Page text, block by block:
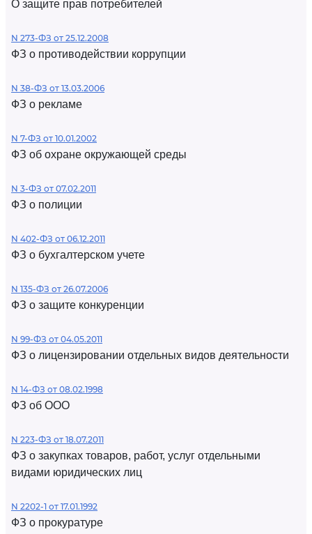
О защите прав потребителей
N 273-ФЗ от 25.12.2008
ФЗ о противодействии коррупции
N 38-ФЗ от 13.03.2006
ФЗ о рекламе
N 7-ФЗ от 10.01.2002
ФЗ об охране окружающей среды
N 3-ФЗ от 07.02.2011
ФЗ о полиции
N 402-ФЗ от 06.12.2011
ФЗ о бухгалтерском учете
N 135-ФЗ от 26.07.2006
ФЗ о защите конкуренции
N 99-ФЗ от 04.05.2011
ФЗ о лицензировании отдельных видов деятельности
N 14-ФЗ от 08.02.1998
ФЗ об ООО
N 223-ФЗ от 18.07.2011
ФЗ о закупках товаров, работ, услуг отдельными
видами юридических лиц
N 2202-1 от 17.01.1992
ФЗ о прокуратуре